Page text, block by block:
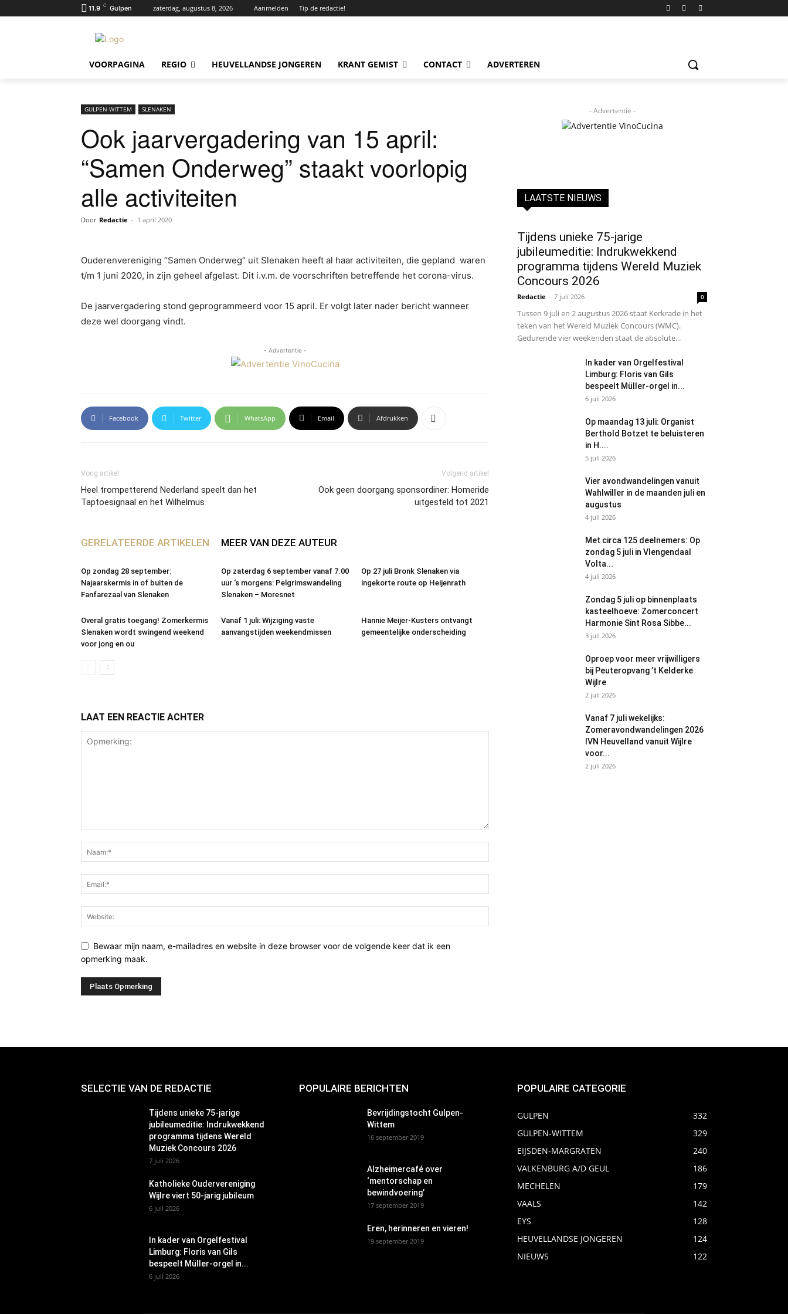
11.9 C Gulpen zaterdag, augustus 8, 2026 Aanmelden Tip de redactie!
VOORPAGINA REGIO HEUVELLANDSE JONGEREN KRANT GEMIST CONTACT ADVERTEREN
GULPEN-WITTEM SLENAKEN
Ook jaarvergadering van 15 april:
“Samen Onderweg” staakt voorlopig
alle activiteiten
Door Redactie - 1 april 2020
Ouderenvereniging “Samen Onderweg“ uit Slenaken heeft al haar activiteiten, die gepland waren
t/m 1 juni 2020, in zijn geheel afgelast. Dit i.v.m. de voorschriften betreffende het corona-virus.
De jaarvergadering stond geprogrammeerd voor 15 april. Er volgt later nader bericht wanneer
deze wel doorgang vindt.
- Advertentie -
Facebook Twitter WhatsApp Email Afdrukken
Vorig artikel
Heel trompetterend Nederland speelt dan het
Taptoesignaal en het Wilhelmus
Volgend artikel
Ook geen doorgang sponsordiner: Homeride
uitgesteld tot 2021
GERELATEERDE ARTIKELEN MEER VAN DEZE AUTEUR
Op zondag 28 september:
Najaarskermis in of buiten de
Fanfarezaal van Slenaken
Op zaterdag 6 september vanaf 7.00
uur ‘s morgens: Pelgrimswandeling
Slenaken – Moresnet
Op 27 juli Bronk Slenaken via
ingekorte route op Heijenrath
Overal gratis toegang! Zomerkermis
Slenaken wordt swingend weekend
voor jong en ou
Vanaf 1 juli: Wijziging vaste
aanvangstijden weekendmissen
Hannie Meijer-Kusters ontvangt
gemeentelijke onderscheiding
LAAT EEN REACTIE ACHTER
Bewaar mijn naam, e-mailadres en website in deze browser voor de volgende keer dat ik een
opmerking maak.
- Advertentie -
LAATSTE NIEUWS
Tijdens unieke 75-jarige
jubileumeditie: Indrukwekkend
programma tijdens Wereld Muziek
Concours 2026
Redactie - 7 juli 2026 0
Tussen 9 juli en 2 augustus 2026 staat Kerkrade in het
teken van het Wereld Muziek Concours (WMC).
Gedurende vier weekenden staat de absolute...
In kader van Orgelfestival
Limburg: Floris van Gils
bespeelt Müller-orgel in...
6 juli 2026
Op maandag 13 juli: Organist
Berthold Botzet te beluisteren
in H....
5 juli 2026
Vier avondwandelingen vanuit
Wahlwiller in de maanden juli en
augustus
4 juli 2026
Met circa 125 deelnemers: Op
zondag 5 juli in Vlengendaal
Volta...
4 juli 2026
Zondag 5 juli op binnenplaats
kasteelhoeve: Zomerconcert
Harmonie Sint Rosa Sibbe...
3 juli 2026
Oproep voor meer vrijwilligers
bij Peuteropvang ’t Kelderke
Wijlre
2 juli 2026
Vanaf 7 juli wekelijks:
Zomeravondwandelingen 2026
IVN Heuvelland vanuit Wijlre
voor...
2 juli 2026
SELECTIE VAN DE REDACTIE
Tijdens unieke 75-jarige
jubileumeditie: Indrukwekkend
programma tijdens Wereld
Muziek Concours 2026
7 juli 2026
Katholieke Oudervereniging
Wijlre viert 50-jarig jubileum
6 juli 2026
In kader van Orgelfestival
Limburg: Floris van Gils
bespeelt Müller-orgel in...
6 juli 2026
POPULAIRE BERICHTEN
Bevrijdingstocht Gulpen-
Wittem
16 september 2019
Alzheimercafé over
‘mentorschap en
bewindvoering’
17 september 2019
Eren, herinneren en vieren!
19 september 2019
POPULAIRE CATEGORIE
GULPEN
332
GULPEN-WITTEM
329
EIJSDEN-MARGRATEN
240
VALKENBURG A/D GEUL
186
MECHELEN
179
VAALS
142
EYS
128
HEUVELLANDSE JONGEREN
124
NIEUWS
122